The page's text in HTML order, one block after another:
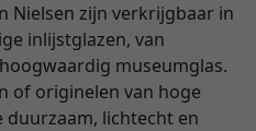
Nielsen zijn verkrijgbaar in
inlijstglazen, van
museumglas.
of originelen van hoge
lichtecht en